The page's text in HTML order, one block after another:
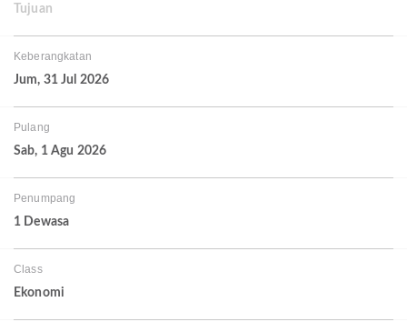
Tujuan
Keberangkatan
Jum, 31 Jul 2026
Pulang
Sab, 1 Agu 2026
Penumpang
1 Dewasa
Class
Ekonomi